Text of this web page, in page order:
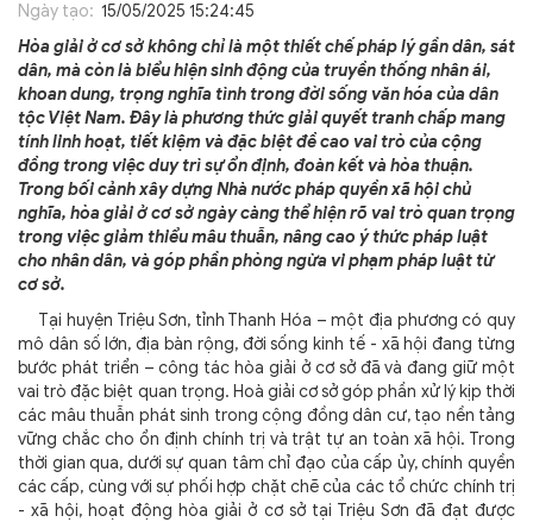
Ngày tạo: 15/05/2025 15:24:45
Hòa giải ở cơ sở không chỉ là một thiết chế pháp lý gần dân, sát
dân, mà còn là biểu hiện sinh động của truyền thống nhân ái,
khoan dung, trọng nghĩa tình trong đời sống văn hóa của dân
tộc Việt Nam. Đây là phương thức giải quyết tranh chấp mang
tính linh hoạt, tiết kiệm và đặc biệt đề cao vai trò của cộng
đồng trong việc duy trì sự ổn định, đoàn kết và hòa thuận.
Trong bối cảnh xây dựng Nhà nước pháp quyền xã hội chủ
nghĩa, hòa giải ở cơ sở ngày càng thể hiện rõ vai trò quan trọng
trong việc giảm thiểu mâu thuẫn, nâng cao ý thức pháp luật
cho nhân dân, và góp phần phòng ngừa vi phạm pháp luật từ
cơ sở.
Tại huyện Triệu Sơn, tỉnh Thanh Hóa – một địa phương có quy
mô dân số lớn, địa bàn rộng, đời sống kinh tế - xã hội đang từng
bước phát triển – công tác hòa giải ở cơ sở đã và đang giữ một
vai trò đặc biệt quan trọng. Hoà giải cơ sở góp phần xử lý kịp thời
các mâu thuẫn phát sinh trong cộng đồng dân cư, tạo nền tảng
vững chắc cho ổn định chính trị và trật tự an toàn xã hội. Trong
thời gian qua, dưới sự quan tâm chỉ đạo của cấp ủy, chính quyền
các cấp, cùng với sự phối hợp chặt chẽ của các tổ chức chính trị
- xã hội, hoạt động hòa giải ở cơ sở tại Triệu Sơn đã đạt được